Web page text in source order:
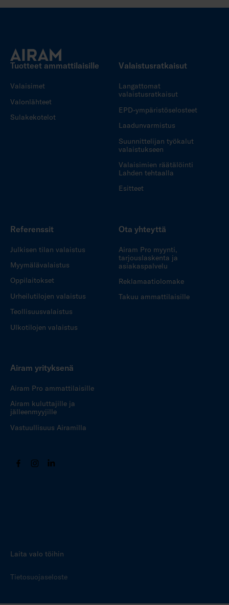
Tuotteet ammattilaisille
Valaisimet
Valonlähteet
Sulakekotelot
Valaistusratkaisut
Langattomat
valaistusratkaisut
EPD-ympäristöselosteet
Laadunvarmistus
Suunnittelijan työkalut
valaistukseen
Valaisimien räätälöinti
Lahden tehtaalla
Esitteet
Referenssit
Julkisen tilan valaistus
Myymälävalaistus
Oppilaitokset
Urheilutilojen valaistus
Teollisuusvalaistus
Ulkotilojen valaistus
Ota yhteyttä
Airam Pro myynti,
tarjouslaskenta ja
asiakaspalvelu
Reklamaatiolomake
Takuu ammattilaisille
Airam yrityksenä
Airam Pro ammattilaisille
Airam kuluttajille ja
jälleenmyyjille
Vastuullisuus Airamilla
Laita valo töihin
Tietosuojaseloste